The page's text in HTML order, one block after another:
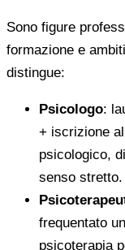
Sono figure
formazione e
distingue:
Psicologo:
+ iscrizione
psicologico,
senso stretto.
frequentato
psicoterapia